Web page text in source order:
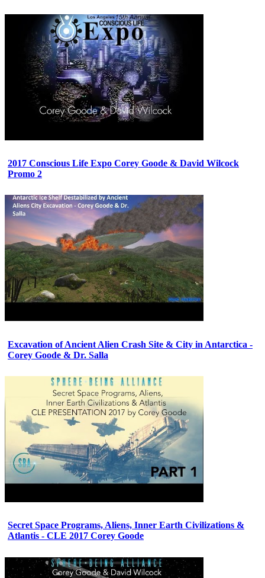
2017 Conscious Life Expo Corey Goode & David Wilcock
Promo 2
Excavation of Ancient Alien Crash Site & City in Antarctica -
Corey Goode & Dr. Salla
Secret Space Programs, Aliens, Inner Earth Civilizations &
Atlantis - CLE 2017 Corey Goode